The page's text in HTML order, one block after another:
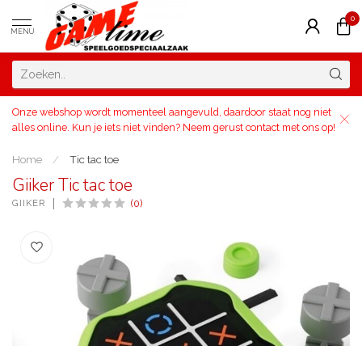
MENU
0
Onze webshop wordt momenteel aangevuld, daardoor staat nog niet
alles online. Kun je iets niet vinden? Neem gerust contact met ons op!
Home / Tic tac toe
Giiker Tic tac toe
GIIKER (0)